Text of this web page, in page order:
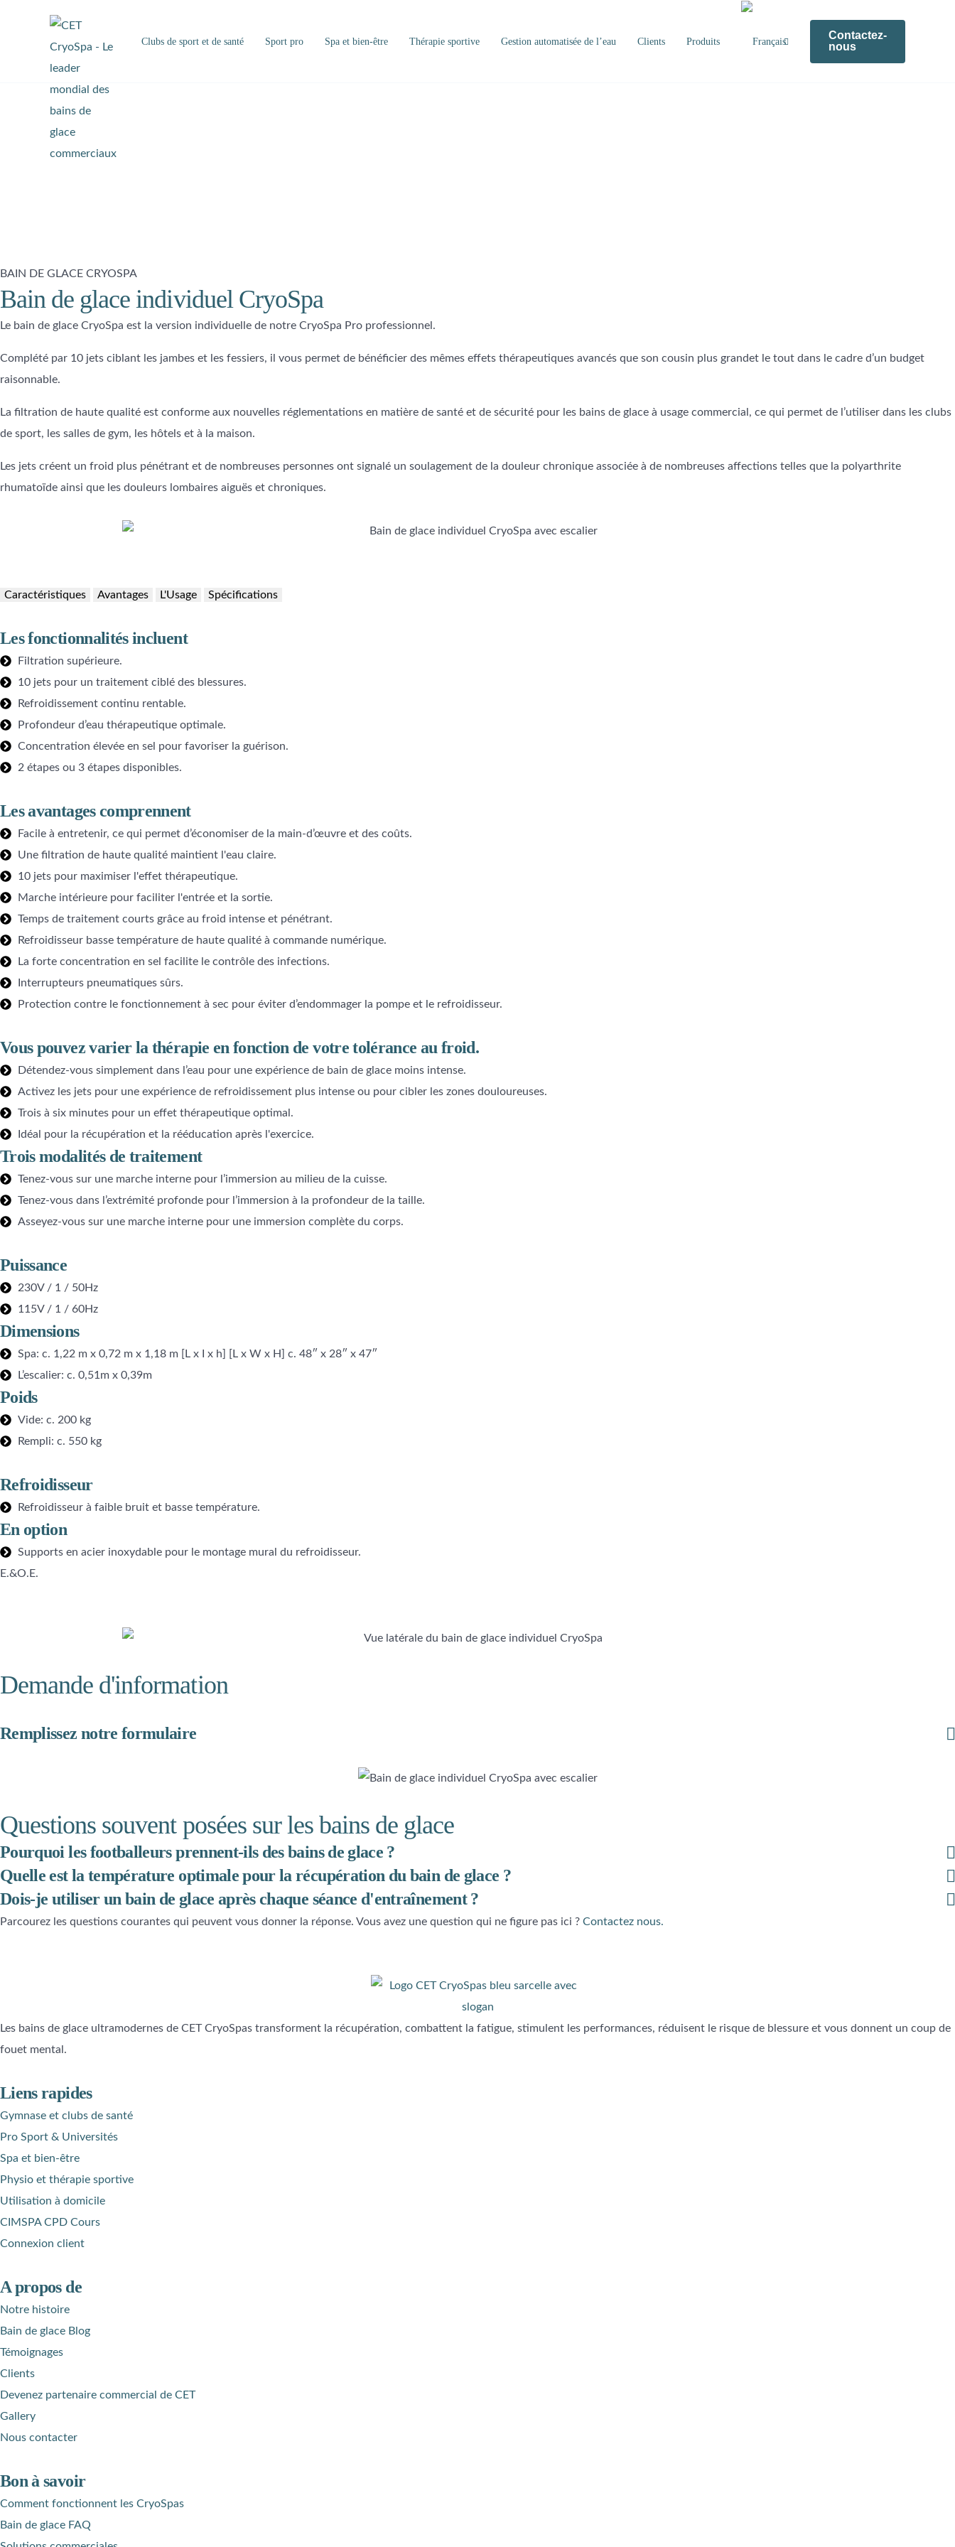
Clubs de sport et de santé Sport pro Spa et bien-être Thérapie sportive Gestion automatisée de l’eau Clients Produits
Contactez-
nous
BAIN DE GLACE CRYOSPA
Bain de glace individuel CryoSpa
Le bain de glace CryoSpa est la version individuelle de notre CryoSpa Pro professionnel.
Complété par 10 jets ciblant les jambes et les fessiers, il vous permet de bénéficier des mêmes effets thérapeutiques avancés que son cousin plus grandet le tout dans le cadre d’un budget
raisonnable.
La filtration de haute qualité est conforme aux nouvelles réglementations en matière de santé et de sécurité pour les bains de glace à usage commercial, ce qui permet de l’utiliser dans les clubs
de sport, les salles de gym, les hôtels et à la maison.
Les jets créent un froid plus pénétrant et de nombreuses personnes ont signalé un soulagement de la douleur chronique associée à de nombreuses affections telles que la polyarthrite
rhumatoïde ainsi que les douleurs lombaires aiguës et chroniques.
Caractéristiques Avantages L'Usage Spécifications
Les fonctionnalités incluent
Filtration supérieure.
10 jets pour un traitement ciblé des blessures.
Refroidissement continu rentable.
Profondeur d’eau thérapeutique optimale.
Concentration élevée en sel pour favoriser la guérison.
2 étapes ou 3 étapes disponibles.
Les avantages comprennent
Facile à entretenir, ce qui permet d’économiser de la main-d’œuvre et des coûts.
Une filtration de haute qualité maintient l'eau claire.
10 jets pour maximiser l'effet thérapeutique.
Marche intérieure pour faciliter l'entrée et la sortie.
Temps de traitement courts grâce au froid intense et pénétrant.
Refroidisseur basse température de haute qualité à commande numérique.
La forte concentration en sel facilite le contrôle des infections.
Interrupteurs pneumatiques sûrs.
Protection contre le fonctionnement à sec pour éviter d’endommager la pompe et le refroidisseur.
Vous pouvez varier la thérapie en fonction de votre tolérance au froid.
Détendez-vous simplement dans l’eau pour une expérience de bain de glace moins intense.
Activez les jets pour une expérience de refroidissement plus intense ou pour cibler les zones douloureuses.
Trois à six minutes pour un effet thérapeutique optimal.
Idéal pour la récupération et la rééducation après l'exercice.
Trois modalités de traitement
Tenez-vous sur une marche interne pour l’immersion au milieu de la cuisse.
Tenez-vous dans l’extrémité profonde pour l’immersion à la profondeur de la taille.
Asseyez-vous sur une marche interne pour une immersion complète du corps.
Puissance
230V / 1 / 50Hz
115V / 1 / 60Hz
Dimensions
Spa: c. 1,22 m x 0,72 m x 1,18 m [L x I x h] [L x W x H] c. 48″ x 28″ x 47″
L’escalier: c. 0,51m x 0,39m
Poids
Vide: c. 200 kg
Rempli: c. 550 kg
Refroidisseur
Refroidisseur à faible bruit et basse température.
En option
Supports en acier inoxydable pour le montage mural du refroidisseur.
E.&O.E.
Demande d'information
Remplissez notre formulaire
Questions souvent posées sur les bains de glace
Pourquoi les footballeurs prennent-ils des bains de glace ?
Quelle est la température optimale pour la récupération du bain de glace ?
Dois-je utiliser un bain de glace après chaque séance d'entraînement ?
Parcourez les questions courantes qui peuvent vous donner la réponse. Vous avez une question qui ne figure pas ici ? Contactez nous.
Les bains de glace ultramodernes de CET CryoSpas transforment la récupération, combattent la fatigue, stimulent les performances, réduisent le risque de blessure et vous donnent un coup de
fouet mental.
Liens rapides
Gymnase et clubs de santé
Pro Sport & Universités
Spa et bien-être
Physio et thérapie sportive
Utilisation à domicile
CIMSPA CPD Cours
Connexion client
A propos de
Notre histoire
Bain de glace Blog
Témoignages
Clients
Devenez partenaire commercial de CET
Gallery
Nous contacter
Bon à savoir
Comment fonctionnent les CryoSpas
Bain de glace FAQ